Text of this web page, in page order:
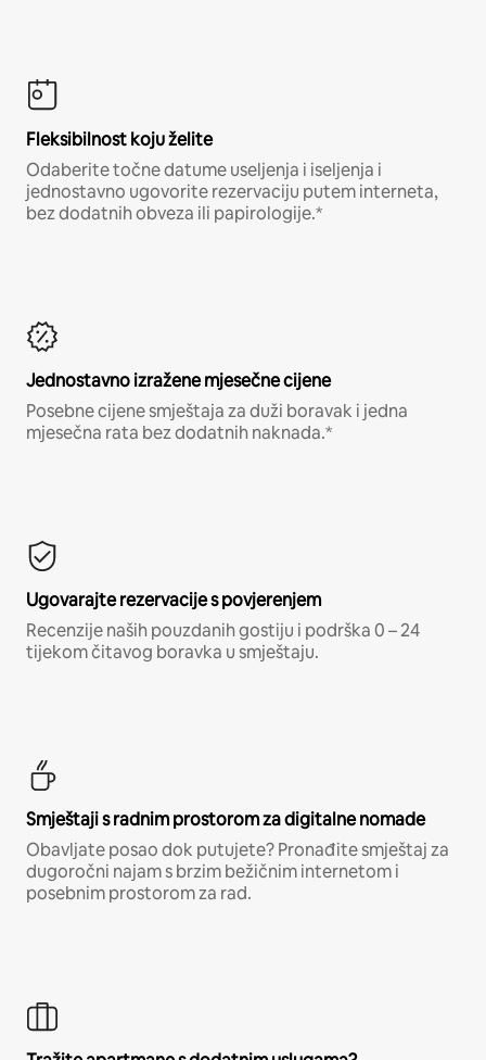
Fleksibilnost koju želite
Odaberite točne datume useljenja i iseljenja i
jednostavno ugovorite rezervaciju putem interneta,
bez dodatnih obveza ili papirologije.*
Jednostavno izražene mjesečne cijene
Posebne cijene smještaja za duži boravak i jedna
mjesečna rata bez dodatnih naknada.*
Ugovarajte rezervacije s povjerenjem
Recenzije naših pouzdanih gostiju i podrška 0 – 24
tijekom čitavog boravka u smještaju.
Smještaji s radnim prostorom za digitalne nomade
Obavljate posao dok putujete? Pronađite smještaj za
dugoročni najam s brzim bežičnim internetom i
posebnim prostorom za rad.